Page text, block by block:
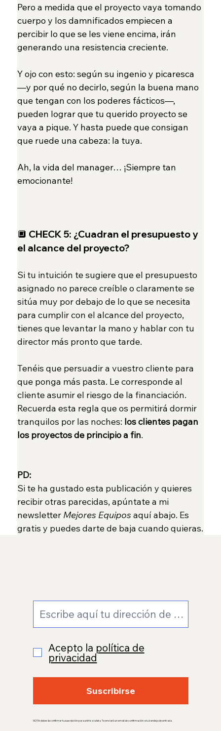
Pero a medida que el proyecto vaya tomando
cuerpo y los damnificados empiecen a
percibir lo que se les viene encima, irán
generando una resistencia creciente.
Y ojo con esto: según su ingenio y picaresca
—y por qué no decirlo, según la buena mano
que tengan con los poderes fácticos—,
pueden lograr que tu querido proyecto se
vaya a pique. Y hasta puede que consigan
que ruede una cabeza: la tuya.
Ah, la vida del manager… ¡Siempre tan
emocionante!
🔲 CHECK 5: ¿Cuadran el presupuesto y
el alcance del proyecto?
Si tu intuición te sugiere que el presupuesto
asignado no parece creíble o claramente se
sitúa muy por debajo de lo que se necesita
para cumplir con el alcance del proyecto,
tienes que levantar la mano y hablar con tu
director más pronto que tarde.
Tenéis que persuadir a vuestro cliente para
que ponga más pasta. Le corresponde al
cliente asumir el riesgo de la financiación.
Recuerda esta regla que os permitirá dormir
tranquilos por las noches: los clientes pagan
los proyectos de principio a fin.
PD:
Si te ha gustado esta publicación y quieres
recibir otras parecidas, apúntate a mi
newsletter Mejores Equipos aquí abajo. Es
gratis y puedes darte de baja cuando quieras.
Acepto la política de
privacidad
Suscribirse
NOTA: deberás confirmar tu suscripción para unirte a la lista. Te enviaré un email de confirmación a tu bandeja de entrada.